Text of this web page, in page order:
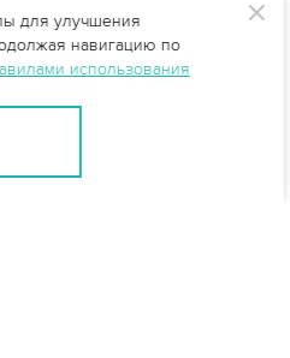
для улучшения
навигацию по
использования